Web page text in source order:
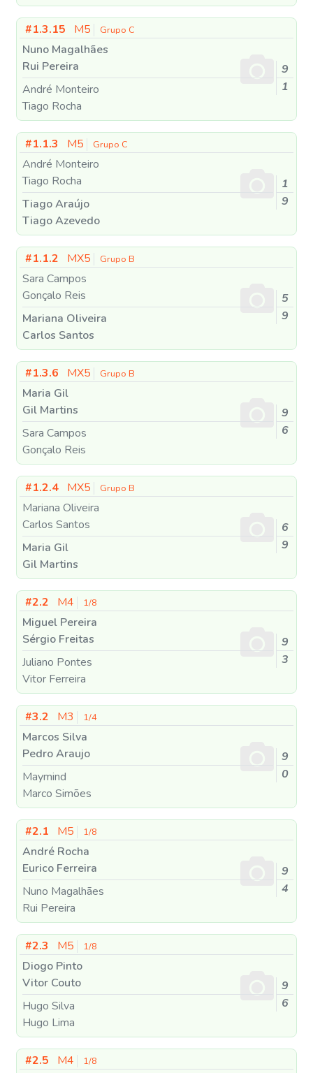
#1.3.15 M5 Grupo C
Nuno Magalhães
Rui Pereira
André Monteiro
Tiago Rocha
9
1
#1.1.3 M5 Grupo C
André Monteiro
Tiago Rocha
Tiago Araújo
Tiago Azevedo
1
9
#1.1.2 MX5 Grupo B
Sara Campos
Gonçalo Reis
Mariana Oliveira
Carlos Santos
5
9
#1.3.6 MX5 Grupo B
Maria Gil
Gil Martins
Sara Campos
Gonçalo Reis
9
6
#1.2.4 MX5 Grupo B
Mariana Oliveira
Carlos Santos
Maria Gil
Gil Martins
6
9
#2.2 M4 1/8
Miguel Pereira
Sérgio Freitas
Juliano Pontes
Vitor Ferreira
9
3
#3.2 M3 1/4
Marcos Silva
Pedro Araujo
Maymind
Marco Simões
9
0
#2.1 M5 1/8
André Rocha
Eurico Ferreira
Nuno Magalhães
Rui Pereira
9
4
#2.3 M5 1/8
Diogo Pinto
Vitor Couto
Hugo Silva
Hugo Lima
9
6
#2.5 M4 1/8